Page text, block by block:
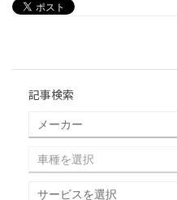
記事検索